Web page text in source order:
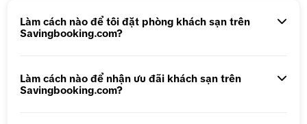
Tour 1 Ngày Động Phong Nha
Làm cách nào để tôi đặt phòng khách sạn trên
Savingbooking.com?
Làm cách nào để nhận ưu đãi khách sạn trên
Savingbooking.com?